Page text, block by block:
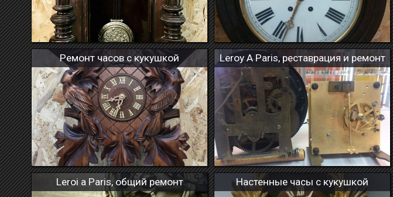
Ремонт часов с кукушкой Leroy A Paris, реставрация и ремонт
Leroi a Paris, общий ремонт Настенные часы с кукушкой